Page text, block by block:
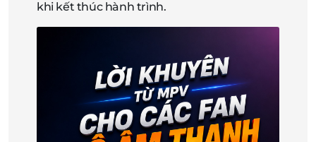
khi kết thúc hành trình.